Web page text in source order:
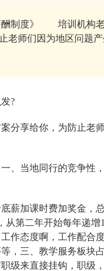
酬制度》 培训机构
老师们因为地区问
?
享给你，为防止老
当地同行的竞争性，
加课时费加奖金，总
从第二年开始每年递
作态度啊，工作配合
，三、教学服务板块
级来直接挂钩，职级